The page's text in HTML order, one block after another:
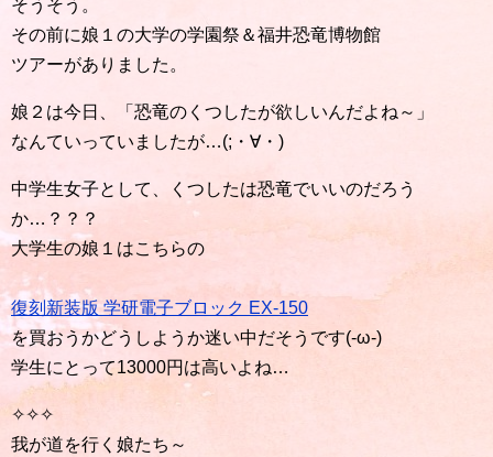
そうそう。
その前に娘１の大学の学園祭＆福井恐竜博物館
ツアーがありました。
娘２は今日、「恐竜のくつしたが欲しいんだよね～」
なんていっていましたが…(;・∀・)
中学生女子として、くつしたは恐竜でいいのだろう
か…？？？
大学生の娘１はこちらの
復刻新装版 学研電子ブロック EX-150
を買おうかどうしようか迷い中だそうです(-ω-)
学生にとって13000円は高いよね…
✧✧✧
我が道を行く娘たち～